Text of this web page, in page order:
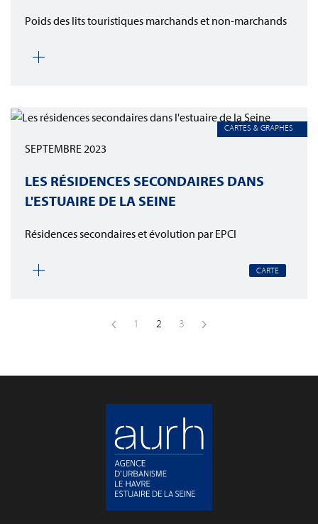
Poids des lits touristiques marchands et non-marchands
CARTES & GRAPHES
SEPTEMBRE 2023
LES RÉSIDENCES SECONDAIRES DANS
L'ESTUAIRE DE LA SEINE
Résidences secondaires et évolution par EPCI
CARTE
1 2 3